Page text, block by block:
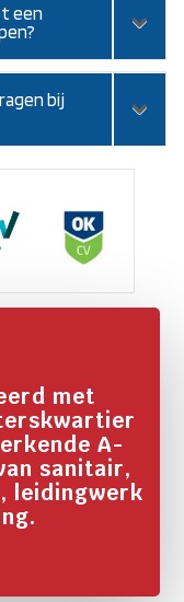
een
bij
met
A-
sanitair,
leidingwerk